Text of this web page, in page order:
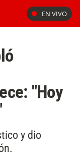
EN VIVO
"Hoy
y dio